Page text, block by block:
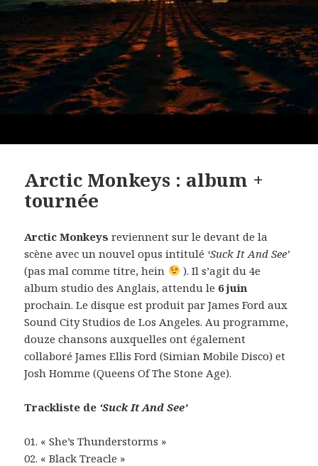
Arctic Monkeys : album +
tournée
Arctic Monkeys reviennent sur le devant de la
scène avec un nouvel opus intitulé ‘Suck It And See’
(pas mal comme titre, hein
). Il s’agit du 4e
album studio des Anglais, attendu le 6 juin
prochain. Le disque est produit par James Ford aux
Sound City Studios de Los Angeles. Au programme,
douze chansons auxquelles ont également
collaboré James Ellis Ford (Simian Mobile Disco) et
Josh Homme (Queens Of The Stone Age).
Trackliste de ‘Suck It And See’
01. « She’s Thunderstorms »
02. « Black Treacle »